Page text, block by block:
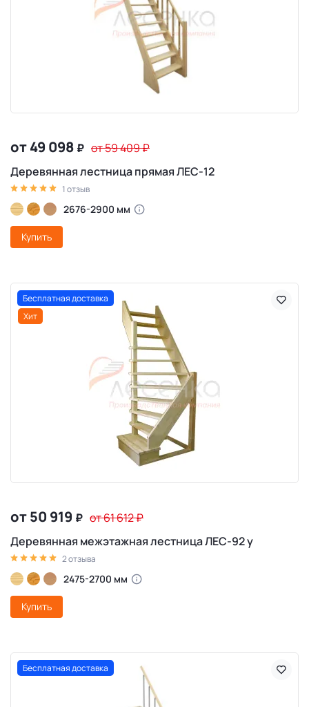
от 49 098 ₽ от 59 409₽
Деревянная лестница прямая ЛЕС-12
1 отзыв
2676-2900 мм
Купить
Бесплатная доставка
Хит
от 50 919 ₽ от 61 612₽
Деревянная межэтажная лестница ЛЕС-92 у
2 отзыва
2475-2700 мм
Купить
Бесплатная доставка